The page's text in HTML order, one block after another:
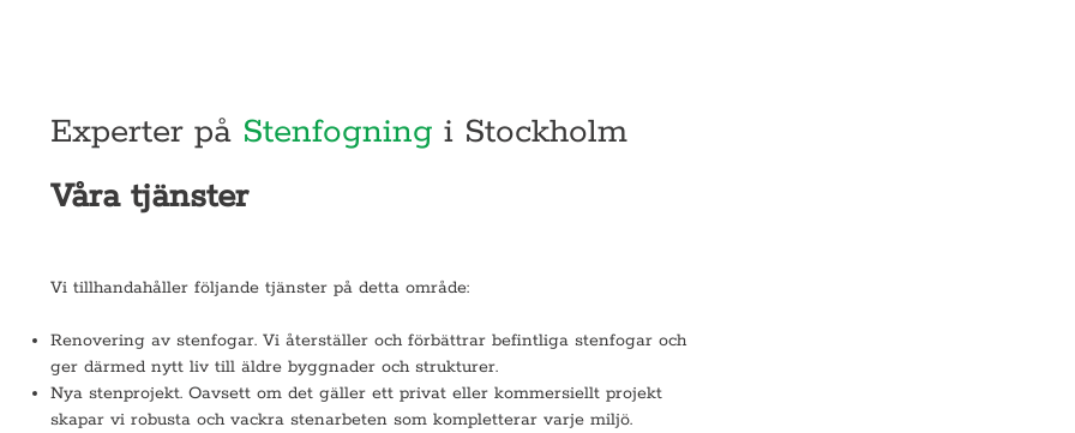
Våra tjänster
Vi tillhandahåller följande tjänster på detta område:
Renovering av stenfogar. Vi återställer och förbättrar befintliga stenfogar och
ger därmed nytt liv till äldre byggnader och strukturer.
Nya stenprojekt. Oavsett om det gäller ett privat eller kommersiellt projekt
skapar vi robusta och vackra stenarbeten som kompletterar varje miljö.
Experter på Stenfogningi Stockholm